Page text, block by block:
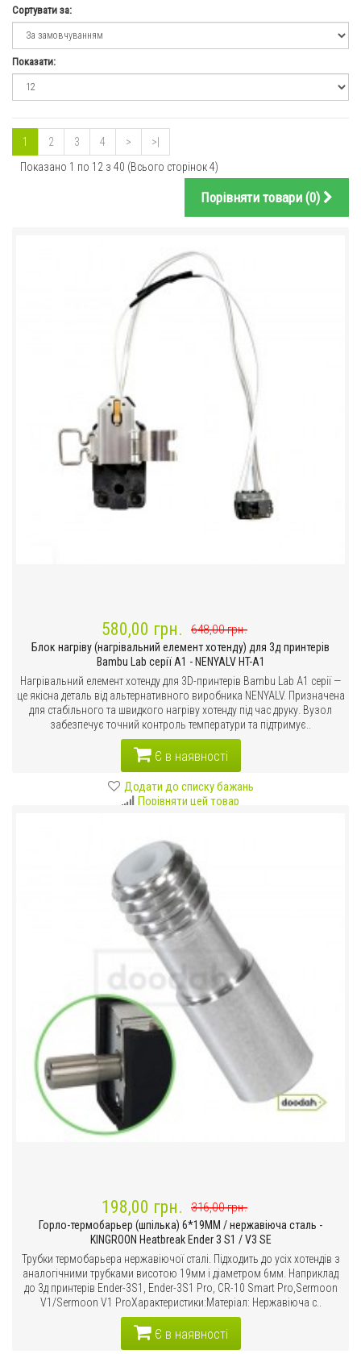
Сортувати за:
Показати:
1 2 3 4 >
>|
Показано 1 по 12 з 40 (Всього сторінок 4)
Порівняти товари (0)
580,00 грн. 648,00 грн.
Блок нагріву (нагрівальний елемент хотенду) для 3д принтерів
Bambu Lab серії A1 - NENYALV HT-A1
Нагрівальний елемент хотенду для 3D-принтерів Bambu Lab A1 серії —
це якісна деталь від альтернативного виробника NENYALV. Призначена
для стабільного та швидкого нагріву хотенду під час друку. Вузол
забезпечує точний контроль температури та підтримує..
Є в наявності
Додати до списку бажань
Порівняти цей товар
198,00 грн. 316,00 грн.
Горло-термобарьер (шпілька) 6*19MM / нержавіюча сталь -
KINGROON Heatbreak Ender 3 S1 / V3 SE
Трубки термобарьера нержавіючої сталі. Підходить до усіх хотендів з
аналогічними трубками висотою 19мм і діаметром 6мм. Наприклад
до 3д принтерів Ender-3S1, Ender-3S1 Pro, CR-10 Smart Pro,Sermoon
V1/Sermoon V1 ProХарактеристики:Матеріал: Нержавіюча с..
Є в наявності